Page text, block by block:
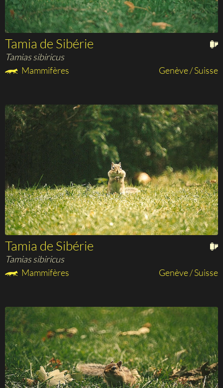
Tamia de Sibérie
Tamias sibiricus
Mammifères
Genève / Suisse
Tamia de Sibérie
Tamias sibiricus
Mammifères
Genève / Suisse